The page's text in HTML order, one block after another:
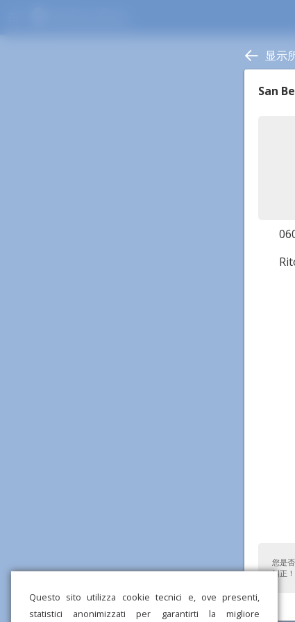
Questo sito utilizza cookie tecnici e, ove presenti,
statistici anonimizzati per garantirti la migliore
显示
San
您是
纠正！